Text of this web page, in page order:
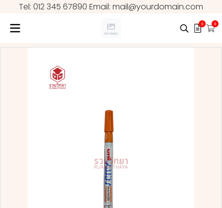
Tel: 012 345 67890 Email: mail@yourdomain.com
0 0